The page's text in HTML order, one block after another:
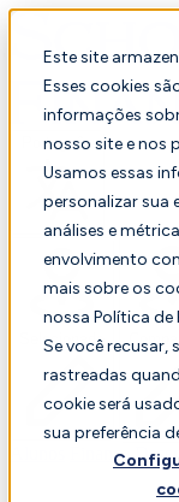
Este site
Esses cookies
informações
nosso site e nos
Usamos essas
personalizar sua
análises e
envolvimento
mais sobre os
nossa Política de
Se você recusar,
rastreadas
cookie será
sua preferência
Português
Selecionado
Finança